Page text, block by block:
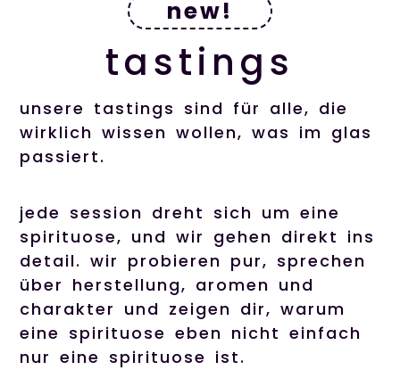
new!
tastings
unsere tastings sind für alle, die
wirklich wissen wollen, was im glas
passiert.
jede session dreht sich um eine
spirituose, und wir gehen direkt ins
detail. wir probieren pur, sprechen
über herstellung, aromen und
charakter und zeigen dir, warum
eine spirituose eben nicht einfach
nur eine spirituose ist.